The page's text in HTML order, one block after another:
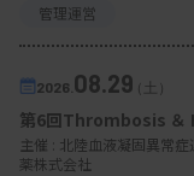
管理運営
2026. 08.29（土）
第6回Thrombosis
主催 : 北陸血液凝固異常
薬株式会社